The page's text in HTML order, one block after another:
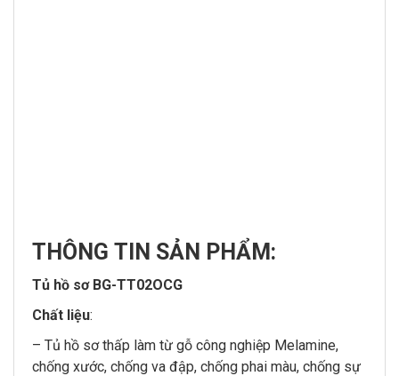
THÔNG TIN SẢN PHẨM:
Tủ hồ sơ BG-TT02OCG
Chất liệu:
– Tủ hồ sơ thấp làm từ gỗ công nghiệp Melamine,
chống xước, chống va đập, chống phai màu, chống sự